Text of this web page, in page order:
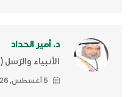
د. أمير الحداد
الأنبياء والرّسل (٢)ّ
5 أغسطس, 2026